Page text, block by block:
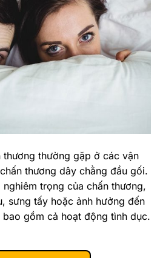
thường gặp ở các vận
thương dây chằng đầu gối.
trọng của chấn thương,
sưng tấy hoặc ảnh hưởng đến
gồm cả hoạt động tình dục.